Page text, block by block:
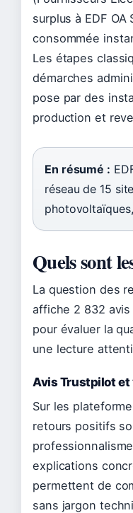
surplus à EDF
consommée
Les étapes
démarches
pose par des
production et
En résumé :
réseau de 15
Quels sont
La question des
affiche 2 832
pour évaluer la
une lecture
Avis Trustpilot
Sur les
retours positifs
explications
permettent de
sans jargon